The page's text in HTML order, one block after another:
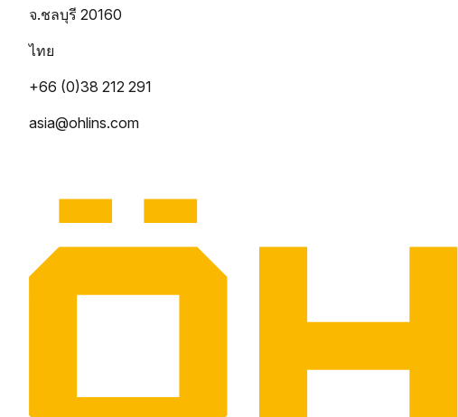
จ.ชลบุรี 20160
ไทย
+66 (0)38 212 291
asia@ohlins.com